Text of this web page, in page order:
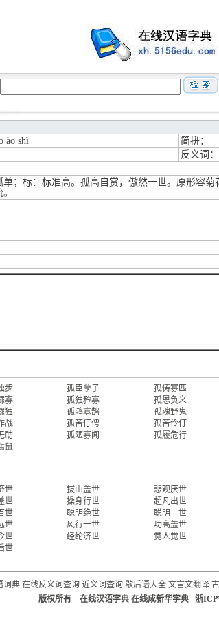
ào shì 简拼：
反义词：
单；标：标准高。孤高自赏，傲然一世。原形容
步 孤臣孽子 孤俦寡匹
寡
孤独矜寡 孤恩负义
独
孤鸿寡鹄 孤魂野鬼
战
孤苦仃俜 孤苦伶仃
助
孤陋寡闻 孤履危行
鼠
世 拔山盖世 悲观厌世
世
操身行世 超凡出世
世
聪明绝世 聪明一世
世
风行一世 功高盖世
世
经纶济世 觉人觉世
世
词典 在线反义词查询 近义词查询 歇后语大全 文言文翻译
版权所有 在线汉语字典 在线成新华字典 浙ICP